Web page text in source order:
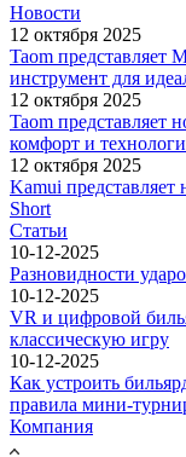
Новости
12 октября 2025
Taom представляет
инструмент для
12 октября 2025
Taom представляет
комфорт и
12 октября 2025
Kamui
Short
Статьи
10-12-2025
Разновидности
10-12-2025
VR и цифровой
классическую игру
10-12-2025
Как устроить
правила мини-
Компания